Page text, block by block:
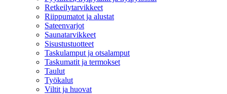
Retkeilytarvikkeet
Riippumatot ja alustat
Sateenvarjot
Saunatarvikkeet
Sisustustuotteet
Taskulamput ja otsalamput
Taskumatit ja termokset
Taulut
Työkalut
Viltit ja huovat